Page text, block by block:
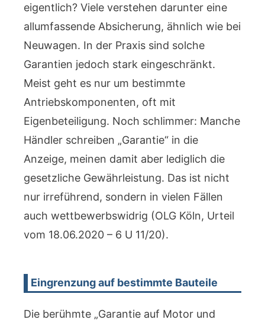
eigentlich? Viele verstehen darunter eine
allumfassende Absicherung, ähnlich wie bei
Neuwagen. In der Praxis sind solche
Garantien jedoch stark eingeschränkt.
Meist geht es nur um bestimmte
Antriebskomponenten, oft mit
Eigenbeteiligung. Noch schlimmer: Manche
Händler schreiben „Garantie“ in die
Anzeige, meinen damit aber lediglich die
gesetzliche Gewährleistung. Das ist nicht
nur irreführend, sondern in vielen Fällen
auch wettbewerbswidrig (OLG Köln, Urteil
vom 18.06.2020 – 6 U 11/20).
Eingrenzung auf bestimmte Bauteile
Die berühmte „Garantie auf Motor und